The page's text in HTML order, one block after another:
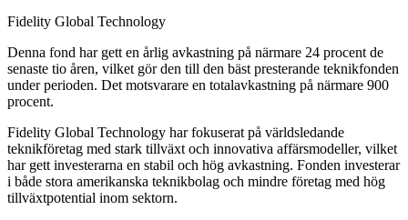
Fidelity Global Technology
Denna fond har gett en årlig avkastning på närmare 24 procent de
senaste tio åren, vilket gör den till den bäst presterande teknikfonden
under perioden. Det motsvarare en totalavkastning på närmare 900
procent.
Fidelity Global Technology har fokuserat på världsledande
teknikföretag med stark tillväxt och innovativa affärsmodeller, vilket
har gett investerarna en stabil och hög avkastning. Fonden investerar
i både stora amerikanska teknikbolag och mindre företag med hög
tillväxtpotential inom sektorn.